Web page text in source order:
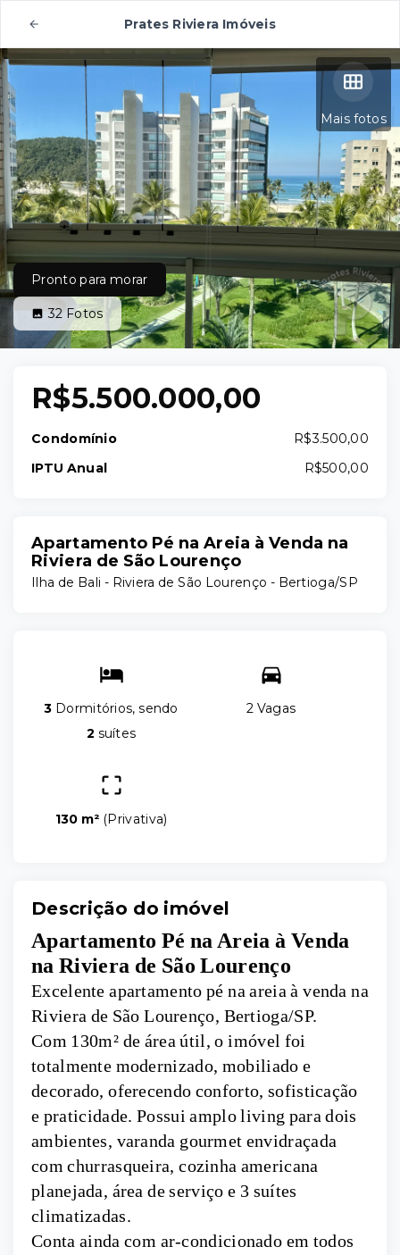
Prates Riviera Imóveis
Mais fotos
Pronto para morar
32Fotos
R$5.500.000,00
Condomínio
R$3.500,00
IPTU Anual
R$500,00
Apartamento Pé na Areia à Venda na
Riviera de São Lourenço
Ilha de Bali - Riviera de São Lourenço - Bertioga/SP
3 Dormitórios, sendo
2 suítes
2 Vagas
130 m² (Privativa)
Descrição do imóvel
Apartamento Pé na Areia à Venda
na Riviera de São Lourenço
Excelente apartamento pé na areia à venda na
Riviera de São Lourenço, Bertioga/SP.
Com 130m² de área útil, o imóvel foi
totalmente modernizado, mobiliado e
decorado, oferecendo conforto, sofisticação
e praticidade. Possui amplo living para dois
ambientes, varanda gourmet envidraçada
com churrasqueira, cozinha americana
planejada, área de serviço e 3 suítes
climatizadas.
Conta ainda com ar-condicionado em todos